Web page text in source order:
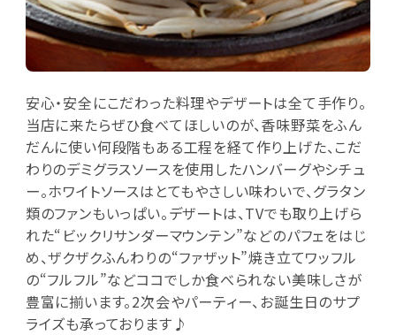
安心・安全にこだわった料理やデザートは全て手作り。
当店に来たらぜひ食べてほしいのが、香味野菜をふん
だんに使い何段階もある工程を経て作り上げた、こだ
わりのデミグラスソースを使用したハンバーグやシチュ
ー。ホワイトソースはとてもやさしい味わいで、グラタン
類のファンもいっぱい。デザートは、TVでも取り上げら
れた“ビックリサンダーマウンテン”などのパフェをはじ
め、ザクザクふんわりの“ファザット”焼き立てワッフル
の“フルフル”などココでしか食べられない美味しさが
豊富に揃います。2次会やパーティー、お誕生日のサプ
ライズも承っております♪